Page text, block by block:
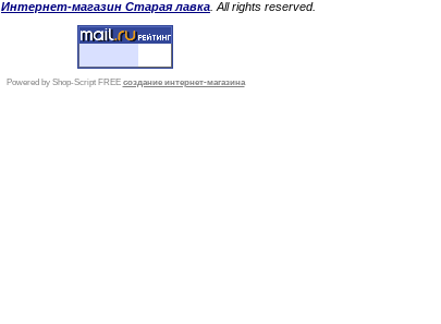
Интернет-магазин Старая лавка . All rights reserved.
Powered by Shop-Script FREE создание интернет-магазина